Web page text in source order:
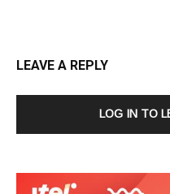
LEAVE A REPLY
LOG IN TO